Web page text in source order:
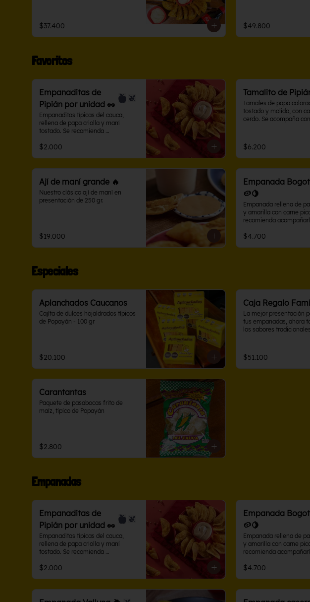
$37.400 $49.800
Favoritos
Empanaditas de
Pipián por unidad 🥜
Empanaditas típicas del cauca,
rellena de papa criolla y maní
tostado. Se recomienda
$2.000
Tamalito de
Tamales de papa
tostado y molido, con
cerdo. Se acompaña
$6.200
Ají de maní grande 🔥
Nuestro clásico ají de maní en
presentación de 250 gr.
$19.000
Empanada
🥔🍋
Empanada rellena de
y amarilla con carne
recomienda
$4.700
Especiales
Aplanchados Caucanos
Cajíta de dulces hojaldrados típicos
de Popayán - 100 gr
$20.100
Caja Regalo
La mejor presentación
tus empanadas, ahora
los sabores
compartir
$51.100
Carantantas
Paquete de pasabocas frito de
maíz, típíco de Popayán
$2.800
Empanadas
Empanaditas de
Pipián por unidad 🥜
Empanaditas típicas del cauca,
rellena de papa criolla y maní
tostado. Se recomienda
$2.000
Empanada
🥔🍋
Empanada rellena de
y amarilla con carne
recomienda
$4.700